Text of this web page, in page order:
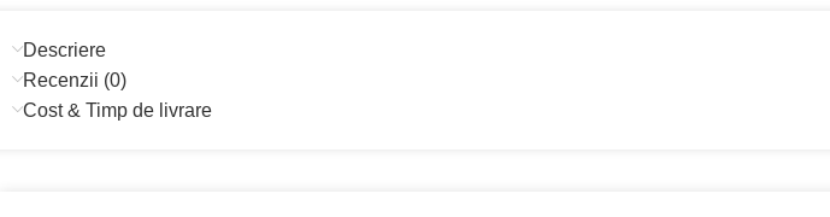
Descriere
Recenzii (0)
Cost & Timp de livrare